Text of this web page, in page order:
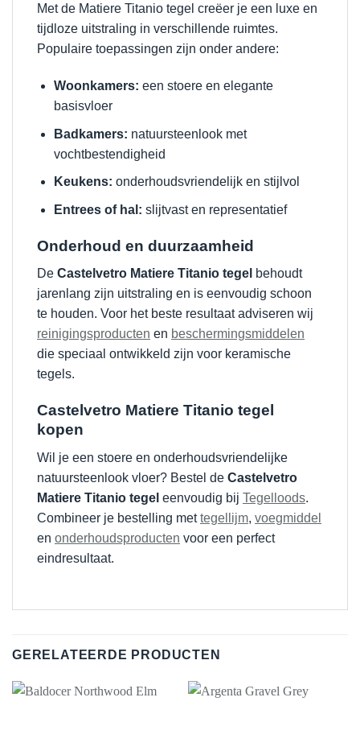
Met de Matiere Titanio tegel creëer je een luxe en
tijdloze uitstraling in verschillende ruimtes.
Populaire toepassingen zijn onder andere:
Woonkamers: een stoere en elegante
basisvloer
Badkamers: natuursteenlook met
vochtbestendigheid
Keukens: onderhoudsvriendelijk en stijlvol
Entrees of hal: slijtvast en representatief
Onderhoud en duurzaamheid
De Castelvetro Matiere Titanio tegel behoudt
jarenlang zijn uitstraling en is eenvoudig schoon
te houden. Voor het beste resultaat adviseren wij
reinigingsproducten en beschermingsmiddelen
die speciaal ontwikkeld zijn voor keramische
tegels.
Castelvetro Matiere Titanio tegel
kopen
Wil je een stoere en onderhoudsvriendelijke
natuursteenlook vloer? Bestel de Castelvetro
Matiere Titanio tegel eenvoudig bij Tegelloods.
Combineer je bestelling mettegellijm, voegmiddel
en onderhoudsproducten voor een perfect
eindresultaat.
GERELATEERDE PRODUCTEN